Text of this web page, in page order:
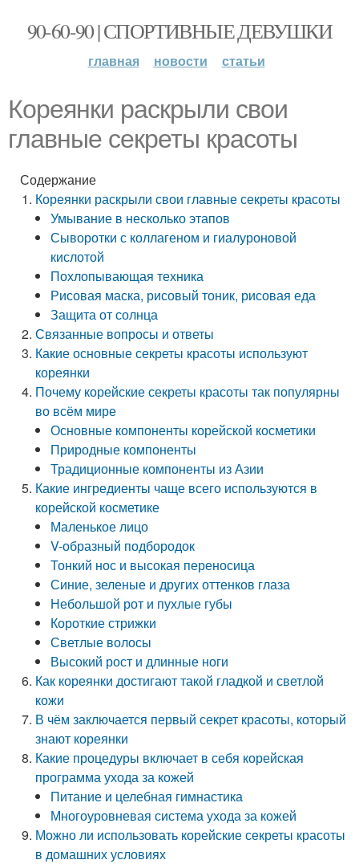
90-60-90 | СПОРТИВНЫЕ ДЕВУШКИ
главная новости статьи
Кореянки раскрыли свои
главные секреты красоты
Содержание
Кореянки раскрыли свои главные секреты красоты
Умывание в несколько этапов
Сыворотки с коллагеном и гиалуроновой
кислотой
Похлопывающая техника
Рисовая маска, рисовый тоник, рисовая еда
Защита от солнца
Связанные вопросы и ответы
Какие основные секреты красоты используют
кореянки
Почему корейские секреты красоты так популярны
во всём мире
Основные компоненты корейской косметики
Природные компоненты
Традиционные компоненты из Азии
Какие ингредиенты чаще всего используются в
корейской косметике
Маленькое лицо
V-образный подбородок
Тонкий нос и высокая переносица
Синие, зеленые и других оттенков глаза
Небольшой рот и пухлые губы
Короткие стрижки
Светлые волосы
Высокий рост и длинные ноги
Как кореянки достигают такой гладкой и светлой
кожи
В чём заключается первый секрет красоты, который
знают кореянки
Какие процедуры включает в себя корейская
программа ухода за кожей
Питание и целебная гимнастика
Многоуровневая система ухода за кожей
Можно ли использовать корейские секреты красоты
в домашних условиях